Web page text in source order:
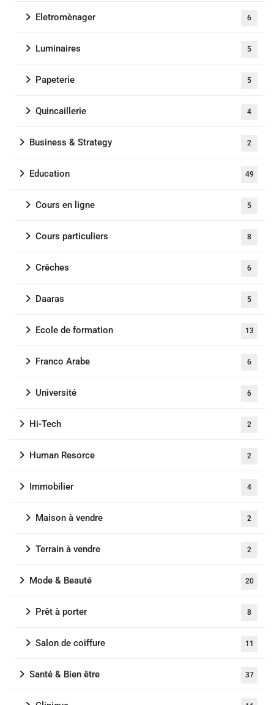
Eletromènager 6
Luminaires 5
Papeterie 5
Quincaillerie 4
Business & Strategy 2
Education 49
Cours en ligne 5
Cours particuliers 8
Crêches 6
Daaras 5
Ecole de formation 13
Franco Arabe 6
Université 6
Hi-Tech 2
Human Resorce 2
Immobilier 4
Maison à vendre 2
Terrain à vendre 2
Mode & Beauté 20
Prêt à porter 8
Salon de coiffure 11
Santé & Bien être 37